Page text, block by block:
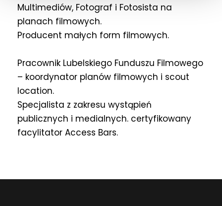
Multimediów, Fotograf i Fotosista na
planach filmowych.
Producent małych form filmowych.
Pracownik Lubelskiego Funduszu Filmowego
– koordynator planów filmowych i scout
location.
Specjalista z zakresu wystąpień
publicznych i medialnych. certyfikowany
facylitator Access Bars.